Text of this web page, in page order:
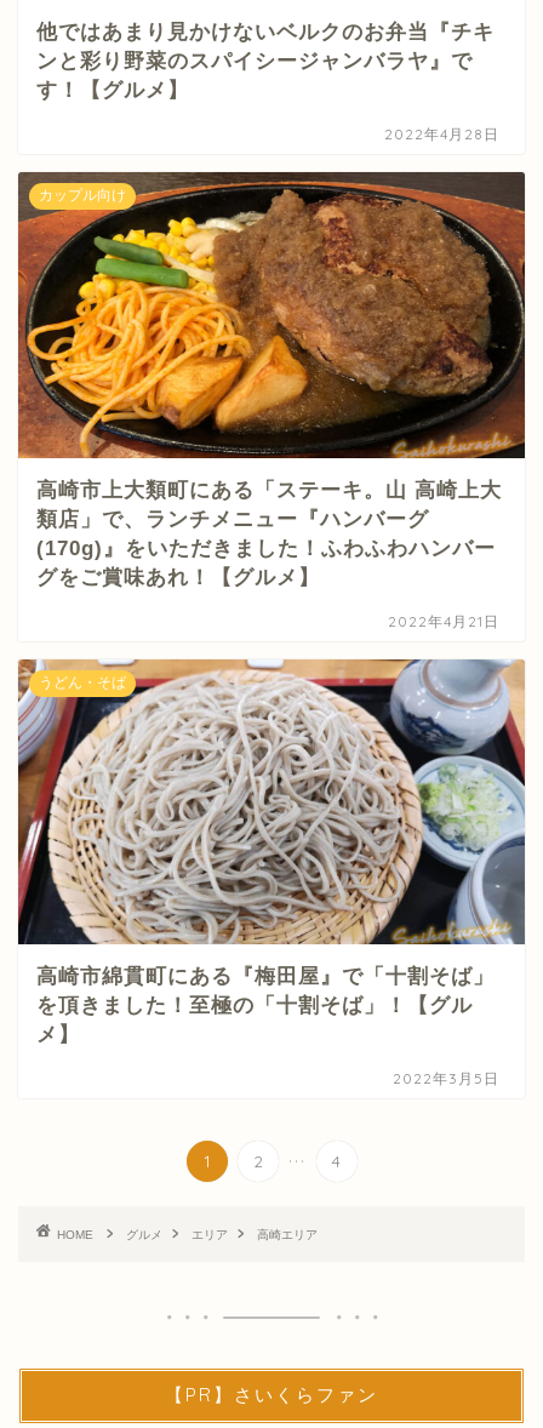
他ではあまり見かけないベルクのお弁当『チキ
ンと彩り野菜のスパイシージャンバラヤ』で
す！【グルメ】
2022年4月28日
カップル向け
高崎市上大類町にある「ステーキ。山 高崎上大
類店」で、ランチメニュー『ハンバーグ
(170g)』をいただきました！ふわふわハンバー
グをご賞味あれ！【グルメ】
2022年4月21日
うどん・そば
高崎市綿貫町にある『梅田屋』で「十割そば」
を頂きました！至極の「十割そば」！【グル
メ】
2022年3月5日
1 2 ... 4
HOME グルメ エリア 高崎エリア
【PR】さいくらファン